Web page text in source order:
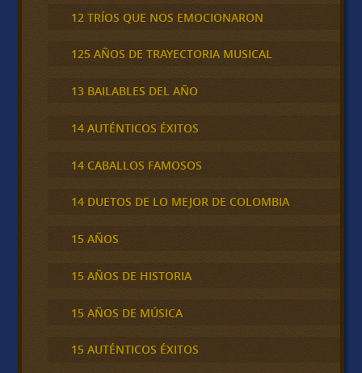
12 TRÍOS QUE NOS EMOCIONARON
125 AÑOS DE TRAYECTORIA MUSICAL
13 BAILABLES DEL AÑO
14 AUTÉNTICOS ÉXITOS
14 CABALLOS FAMOSOS
14 DUETOS DE LO MEJOR DE COLOMBIA
15 AÑOS
15 AÑOS DE HISTORIA
15 AÑOS DE MÚSICA
15 AUTÉNTICOS ÉXITOS